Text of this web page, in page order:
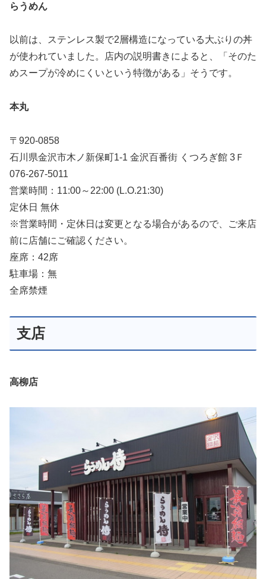
らうめん
以前は、ステンレス製で2層構造になっている大ぶりの丼
が使われていました。店内の説明書きによると、「そのた
めスープが冷めにくいという特徴がある」そうです。
本丸
〒920-0858
石川県金沢市木ノ新保町1-1 金沢百番街 くつろぎ館 3Ｆ
076-267-5011
営業時間：11:00～22:00 (L.O.21:30)
定休日 無休
※営業時間・定休日は変更となる場合があるので、ご来店
前に店舗にご確認ください。
座席：42席
駐車場：無
全席禁煙
支店
高柳店